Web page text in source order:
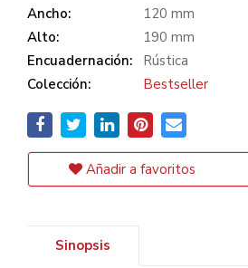
Ancho:
120 mm
Alto:
190 mm
Encuadernación:
Rústica
Colección:
Bestseller
Añadir a favoritos
Sinopsis